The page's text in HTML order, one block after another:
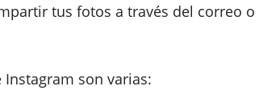
tus fotos a través del correo o
son varias: